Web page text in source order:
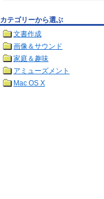
カテゴリーから選ぶ
文書作成
画像＆サウンド
家庭＆趣味
アミューズメント
Mac OS X